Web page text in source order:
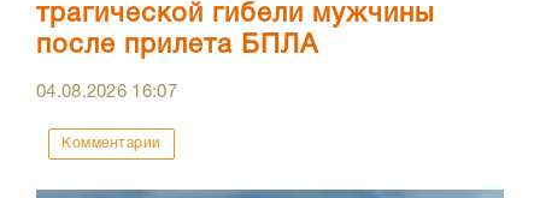
трагической гибели мужчины
после прилета БПЛА
04.08.2026 16:07
Комментарии